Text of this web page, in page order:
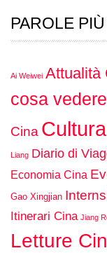
PAROLE
Ai Weiwei Attualità
cosa vedere
Cina
Liang Diario di
Economia Cina
Gao Xingjian
Itinerari Cina Jiang
Letture